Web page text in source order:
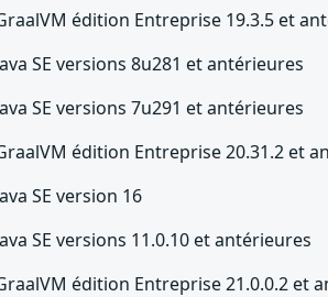
édition Entreprise 19.3.5 et
SE versions 8u281 et antérieures
SE versions 7u291 et antérieures
édition Entreprise 20.31.2 et
SE version 16
SE versions 11.0.10 et antérieures
édition Entreprise 21.0.0.2 et